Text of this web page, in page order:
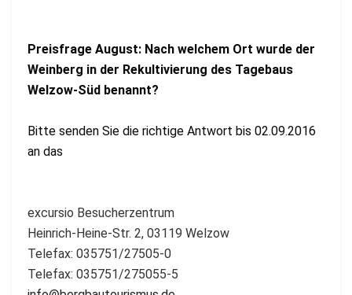
Preisfrage August: Nach welchem Ort wurde der
Weinberg in der Rekultivierung des Tagebaus
Welzow-Süd benannt?
Bitte senden Sie die richtige Antwort bis 02.09.2016
an das
excursio Besucherzentrum
Heinrich-Heine-Str. 2, 03119 Welzow
Telefax: 035751/27505-0
Telefax: 035751/275055-5